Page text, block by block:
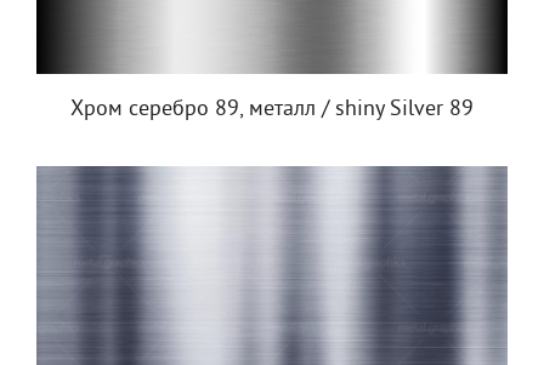
Хром серебро 89, металл / shiny Silver 89